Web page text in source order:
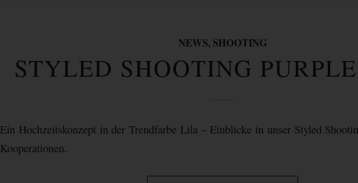
NEWS, SHOOTING
STYLED SHOOTING
Ein Hochzeitskonzept in der Trendfarbe Lila – Einblicke in unser Styled
Kooperationen.